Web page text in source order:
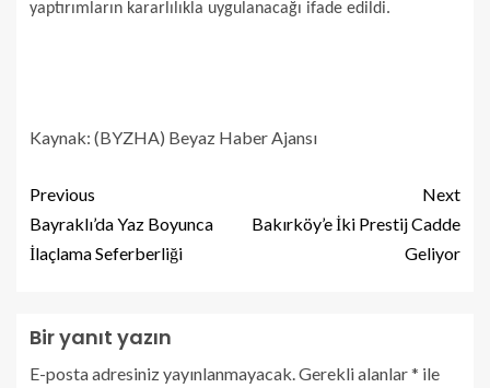
yaptırımların kararlılıkla uygulanacağı ifade edildi.
Kaynak: (BYZHA) Beyaz Haber Ajansı
Previous
Bayraklı’da Yaz Boyunca
İlaçlama Seferberliği
Next
Bakırköy’e İki Prestij Cadde
Geliyor
Bir yanıt yazın
E-posta adresiniz yayınlanmayacak. Gerekli alanlar* ile